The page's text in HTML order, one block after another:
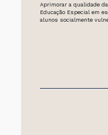
Aprimorar a qualidade
Educação Especial em
alunos socialmente